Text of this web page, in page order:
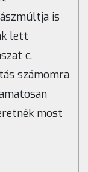
is
lett
c.
számomra
most